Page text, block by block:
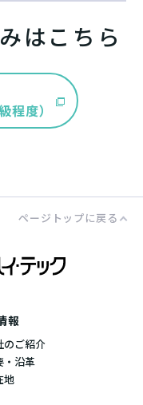
はこちら
程度）
ページトップに戻る
報
のご紹介
・沿革
地